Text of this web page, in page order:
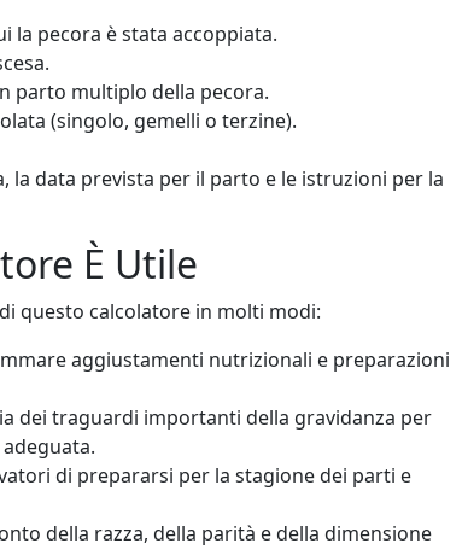
la pecora è stata accoppiata.
parto multiplo della pecora.
(singolo, gemelli o terzine).
la data prevista per il parto e le istruzioni per la
È Utile
questo calcolatore in molti modi:
aggiustamenti nutrizionali e preparazioni
dei traguardi importanti della gravidanza per
di prepararsi per la stagione dei parti e
della razza, della parità e della dimensione